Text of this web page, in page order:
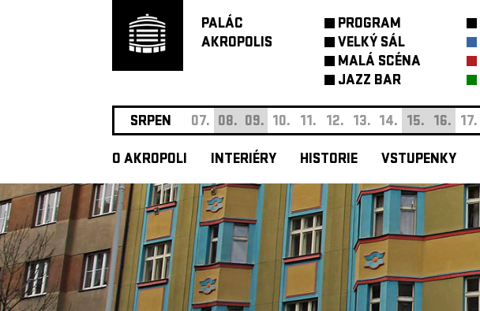
PALÁC
AKROPOLIS
PROGRAM
VELKÝ SÁL
MALÁ SCÉNA
JAZZ BAR
SRPEN 07. 08. 09. 10. 11. 12. 13. 14. 15. 16. 17.
O AKROPOLI INTERIÉRY HISTORIE VSTUPENKY